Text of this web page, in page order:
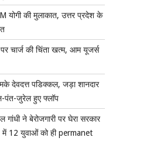
योगी की मुलाकात, उत्तर प्रदेश के
चार्ज की चिंता खत्म, आम यूजर्स
देवदत्त पडिक्कल, जड़ा शानदार
पंत-जुरेल हुए फ्लॉप
गांधी ने बेरोजगारी पर घेरा सरकार
12 युवाओं को ही permanet